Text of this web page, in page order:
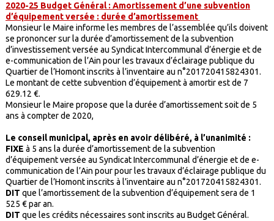
2020-25 Budget Général : Amortissement d’une subvention
d’équipement versée : durée d’amortissement
Monsieur le Maire informe les membres de l’assemblée qu’ils doivent
se prononcer sur la durée d’amortissement de la subvention
d’investissement versée au Syndicat Intercommunal d’énergie et de
e-communication de l’Ain pour les travaux d’éclairage publique du
Quartier de l’Homont inscrits à l’inventaire au n°201720415824301.
Le montant de cette subvention d’équipement à amortir est de 7
629.12 €.
Monsieur le Maire propose que la durée d’amortissement soit de 5
ans à compter de 2020,
Le conseil municipal, après en avoir délibéré, à l’unanimité :
FIXE à 5 ans la durée d’amortissement de la subvention
d’équipement versée au Syndicat Intercommunal d’énergie et de e-
communication de l’Ain pour pour les travaux d’éclairage publique du
Quartier de l’Homont inscrits à l’inventaire au n°201720415824301.
DIT que l’amortissement de la subvention d’équipement sera de 1
525 € par an.
DIT que les crédits nécessaires sont inscrits au Budget Général.